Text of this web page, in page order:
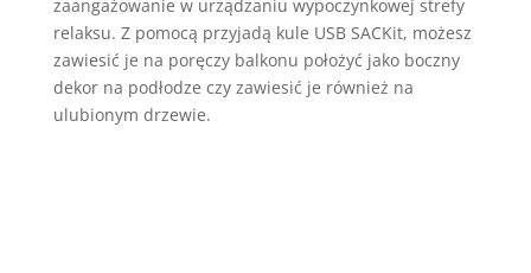
zaangażowanie w urządzaniu wypoczynkowej strefy
relaksu. Z pomocą przyjadą kule USB SACKit, możesz
zawiesić je na poręczy balkonu położyć jako boczny
dekor na podłodze czy zawiesić je również na
ulubionym drzewie.